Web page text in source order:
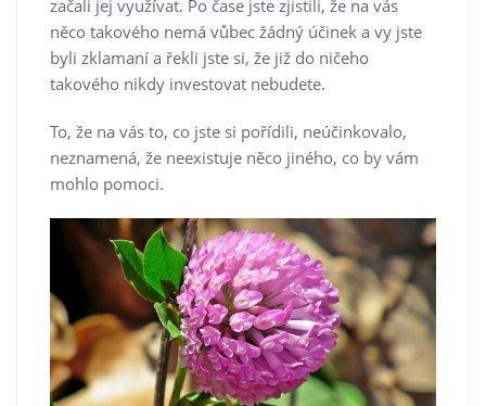
začali jej využívat. Po čase jste zjistili, že na vás
něco takového nemá vůbec žádný účinek a vy jste
byli zklamaní a řekli jste si, že již do ničeho
takového nikdy investovat nebudete.
To, že na vás to, co jste si pořídili, neúčinkovalo,
neznamená, že neexistuje něco jiného, co by vám
mohlo pomoci.